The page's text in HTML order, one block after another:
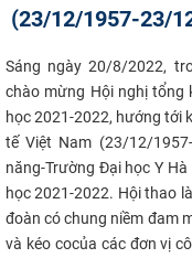
ĐÀO TẠO
ĐẢM BẢO CHẤT
KHOA HỌC CÔNG
HTQT
CỰU NGƯỜI HỌC
(23/12/1957-23/
Sáng ngày 20/8/2022,
chào mừng Hội nghị tổng
học 2021-2022, hướng tới
tế Việt Nam (23/12/
năng-Trường Đại học Y
học 2021-2022. Hội thao
đoàn có chung niềm đam
và kéo cocủa các đơn vị